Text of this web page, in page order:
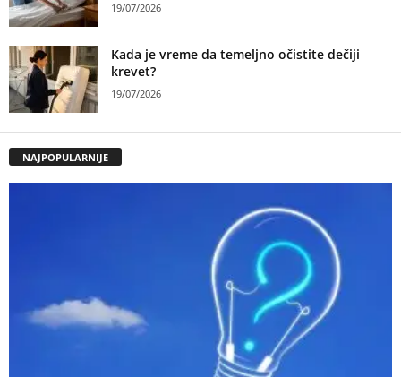
19/07/2026
Kada je vreme da temeljno očistite dečiji
krevet?
19/07/2026
NAJPOPULARNIJE